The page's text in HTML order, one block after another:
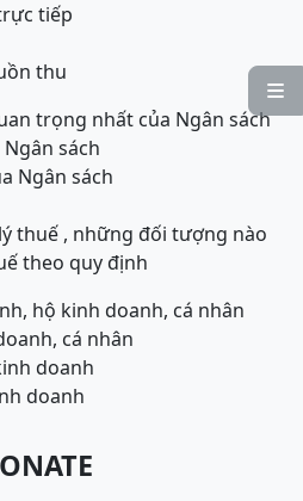

tiếp
thu
trọng nhất của Ngân sách
sách
Ngân sách
thuế , những đối tượng nào
theo quy định
hộ kinh doanh, cá nhân
cá nhân
doanh
doanh